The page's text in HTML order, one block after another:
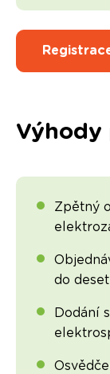
Výhody
Zpětný
do
Dodání